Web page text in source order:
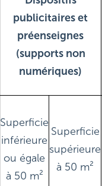
publicitaires et
préenseignes
(supports non
numériques)
Superficie
inférieure
ou égale
à 50 m²
Superficie
supérieure
à 50 m²